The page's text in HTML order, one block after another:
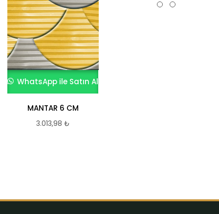
WhatsApp ile Satın Al
MANTAR 6 CM
3.013,98 ₺